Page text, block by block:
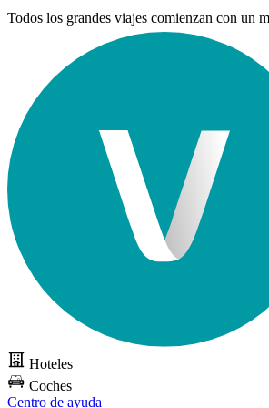
Todos los grandes viajes comienzan con un
Hoteles
Coches
Centro de ayuda